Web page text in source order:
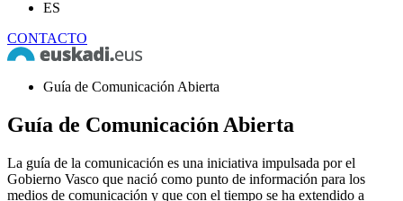
ES
CONTACTO
Guía de Comunicación Abierta
Guía de Comunicación Abierta
La guía de la comunicación es una iniciativa impulsada por el
Gobierno Vasco que nació como punto de información para los
medios de comunicación y que con el tiempo se ha extendido a